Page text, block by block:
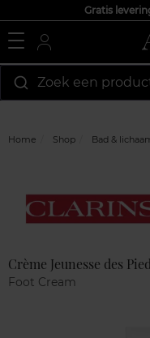
Gratis
Zoek een
Home Shop Bad &
Crème Jeunesse des
Foot Cream